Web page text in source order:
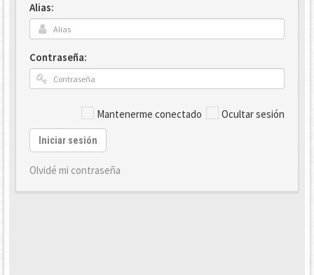
Alias:
Contraseña:
Mantenerme conectado Ocultar sesión
Iniciar sesión
Olvidé mi contraseña